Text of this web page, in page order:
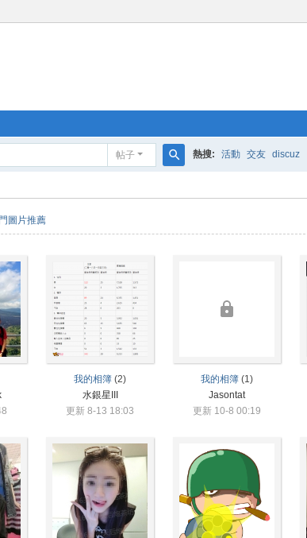
帖子
索
熱搜: 活動 交友 discuz
圖片推薦
我的相簿 (2)
水銀星III
更新 8-13 18:03
我的相簿 (1)
Jasontat
更新 10-8 00:19